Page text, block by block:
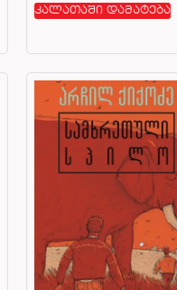
კალათაში დამატება